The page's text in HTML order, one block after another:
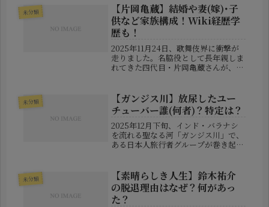
広がりつつあります。では、そんな彼
女は一体どんな人物なのか？性別や...
未分類
【片岡亀蔵】結婚や妻(嫁)･子
供など家族構成！Wiki経歴学
歴も！
2025年11月24日、歌舞伎界に衝撃が
走りました。名脇役として長年親しま
れてきた四代目・片岡亀蔵さんが、東
る演技と、親しみやすい人柄で多くの
観客に愛された片岡亀蔵さん。...
未分類
【ガンジス川】放尿したユー
チューバー誰(何者)？特定は？
2025年12月下旬、インド・バラナシ
を流れる聖なる河「ガンジス川」で、
ある日本人旅行者グループが巻き起こ
きっかけは、赤い水着とサンタクロー
スの帽子を身に着けた男性が、川辺...
未分類
【素晴らしき人生】鈴木祐介
の脱退理由はなぜ？何があっ
た？